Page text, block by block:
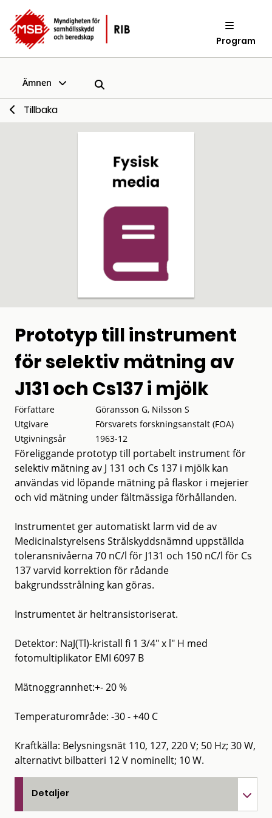
Program
Ämnen
Tillbaka
Prototyp till instrument
för selektiv mätning av
J131 och Cs137 i mjölk
Författare
Göransson G, Nilsson S
Utgivare
Försvarets forskningsanstalt (FOA)
Utgivningsår
1963-12
Föreliggande prototyp till portabelt instrument för
selektiv mätning av J 131 och Cs 137 i mjölk kan
användas vid löpande mätning på flaskor i mejerier
och vid mätning under fältmässiga förhållanden.
Instrumentet ger automatiskt larm vid de av
Medicinalstyrelsens Strålskyddsnämnd uppställda
toleransnivåerna 70 nC/l för J131 och 150 nC/l för Cs
137 varvid korrektion för rådande
bakgrundsstrålning kan göras.
Instrumentet är heltransistoriserat.
Detektor: NaJ(Tl)-kristall fi 1 3/4" x l" H med
fotomultiplikator EMI 6097 B
Mätnoggrannhet:+- 20 %
Temperaturområde: -30 - +40 C
Kraftkälla: Belysningsnät 110, 127, 220 V; 50 Hz; 30 W,
alternativt bilbatteri 12 V nominellt; 10 W.
Detaljer